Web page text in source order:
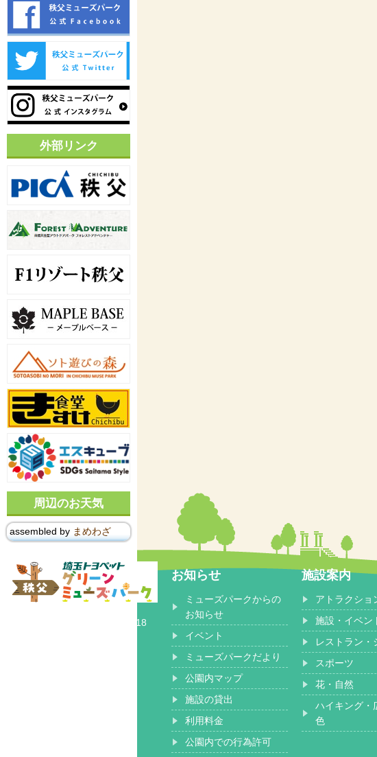
外部リンク
周辺のお天気
assembled by まめわざ
埼玉県秩父郡 小鹿野町長留2518
お知らせ
ミューズパークからの
お知らせ
イベント
ミューズパークだより
公園内マップ
施設の貸出
利用料金
公園内での行為許可
施設案内
アトラクショ
施設・イベン
レストラン・
スポーツ
花・自然
ハイキング・
色